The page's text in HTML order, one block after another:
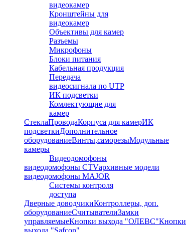
видеокамер
Кронштейны для
видеокамер
Объективы для камер
Разъемы
Микрофоны
Блоки питания
Кабельная продукция
Передача
видеосигнала по UTP
ИК подсветки
Комлектующие для
камер
СтеклаПроводаКорпуса для камерИК
подсветкиДополнительное
оборудованиеВинты,саморезыМодульные
камеры
Видеодомофоны
видеодомофоны CTVархивные модели
видеодомофоны MAJOR
Системы контроля
доступа
Дверные доводчикиКонтроллеры, доп.
оборудованиеСчитывателиЗамки
управляемыеКнопки выхода "ОЛЕВС"Кнопки
выхода "Safcon"